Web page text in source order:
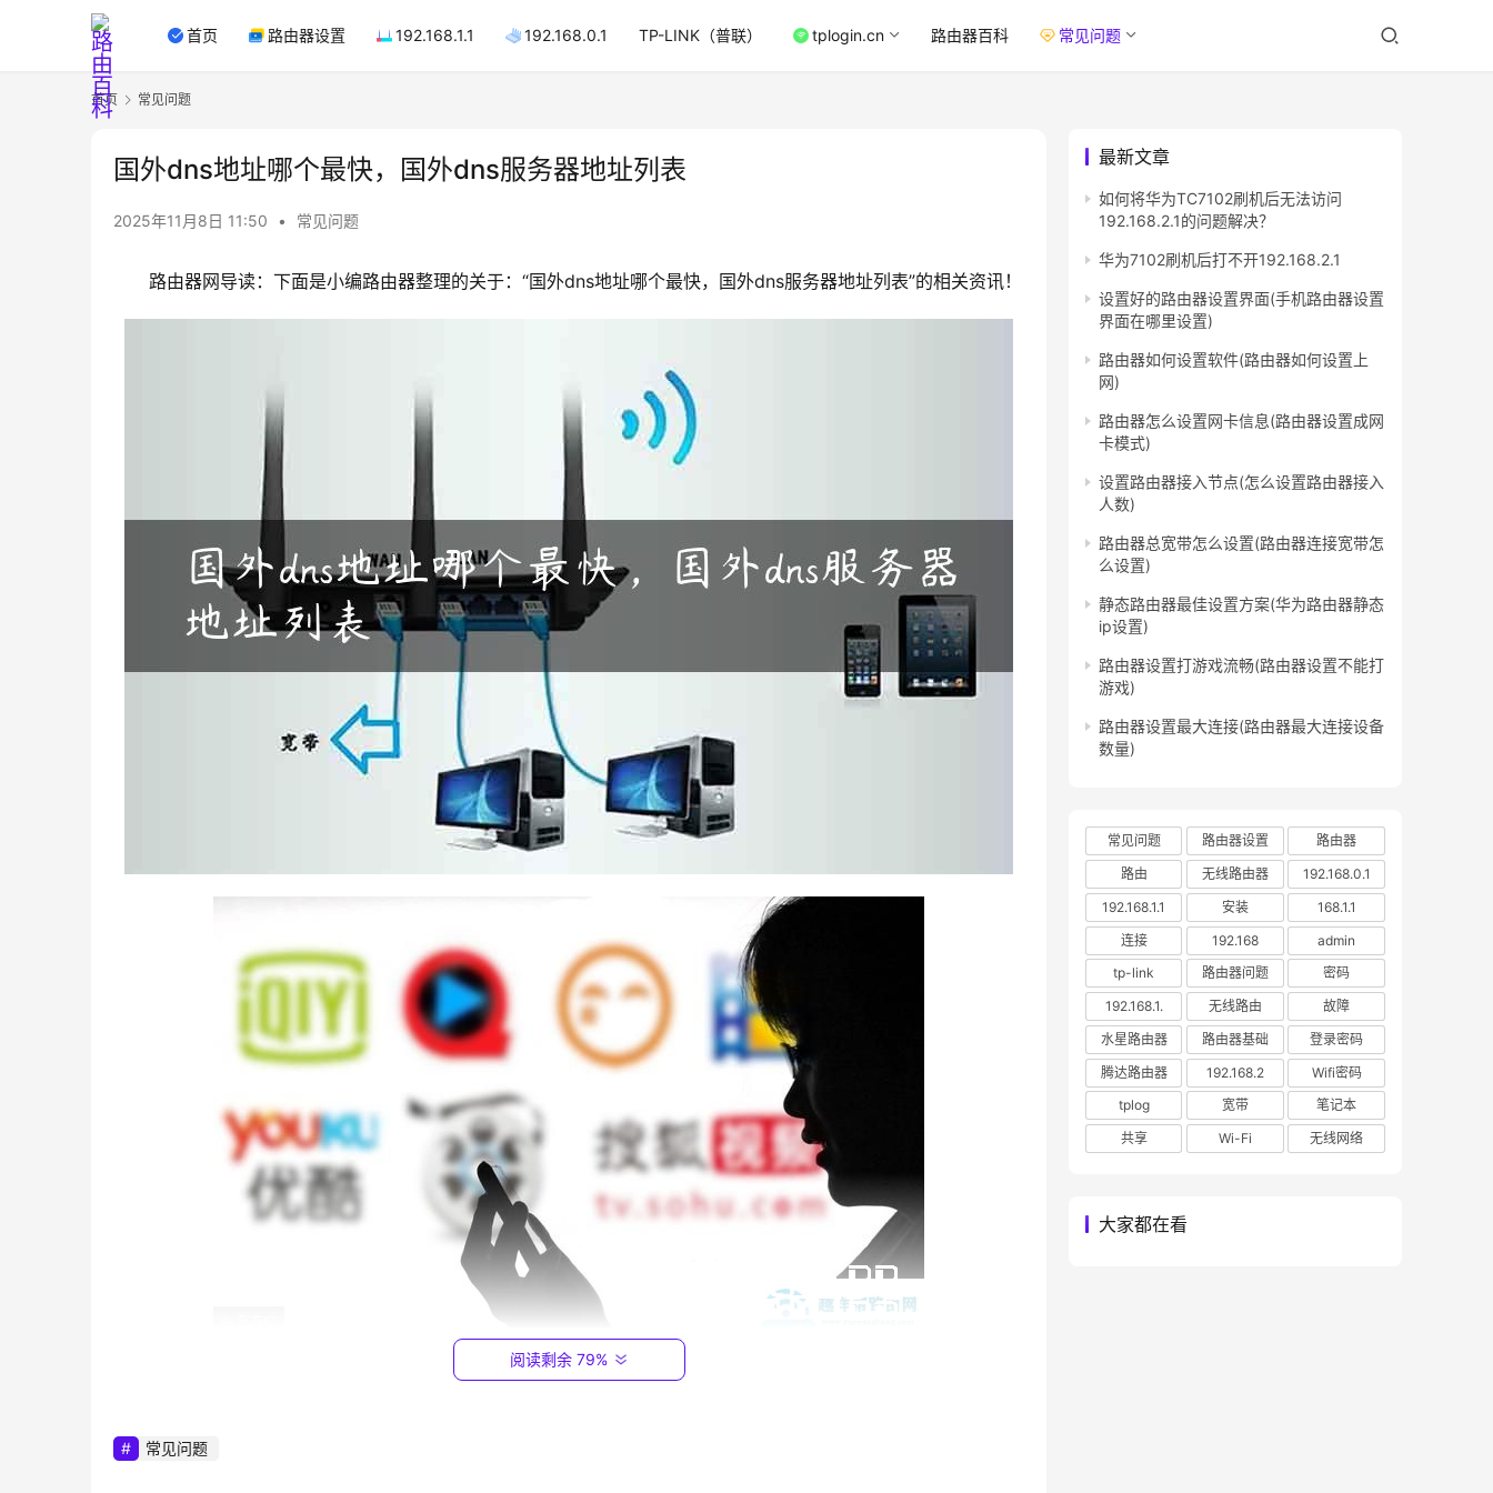
首页 路由器设置 192.168.1.1 192.168.0.1 TP-LINK（普联） tplogin.cn 路由器百科 常见问题
首页 常见问题
国外dns地址哪个最快，国外dns服务器地址列表
2025年11月8日 11:50 • 常见问题
路由器网导读：下面是小编路由器整理的关于：“国外dns地址哪个最快，国外dns服务器地址列表”的相关资讯！
自己想要的网站、劫持等一系列问题。针对DNS的问题，今天我们就来总结一下，看看哪个DNS服务器最好用！注
阅读剩余 79%
常见问题
最新文章
如何将华为TC7102刷机后无法访问
192.168.2.1的问题解决？
华为7102刷机后打不开192.168.2.1
设置好的路由器设置界面(手机路由器设置
界面在哪里设置)
路由器如何设置软件(路由器如何设置上
网)
路由器怎么设置网卡信息(路由器设置成网
卡模式)
设置路由器接入节点(怎么设置路由器接入
人数)
路由器总宽带怎么设置(路由器连接宽带怎
么设置)
静态路由器最佳设置方案(华为路由器静态
ip设置)
路由器设置打游戏流畅(路由器设置不能打
游戏)
路由器设置最大连接(路由器最大连接设备
数量)
常见问题 路由器设置
路由器
路由
无线路由器
192.168.0.1
192.168.1.1
安装
168.1.1
连接
192.168
admin
tp-link
路由器问题
密码
192.168.1.
无线路由
故障
水星路由器
路由器基础
登录密码
腾达路由器
192.168.2
Wifi密码
tplog
宽带
笔记本
共享
Wi-Fi 无线网络
大家都在看